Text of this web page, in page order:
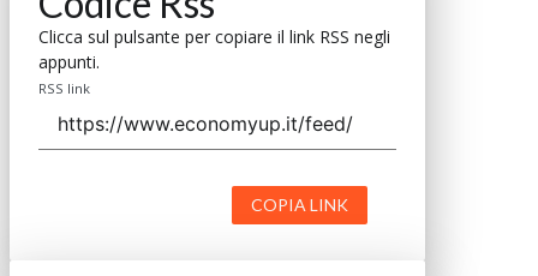
Clicca sul pulsante per copiare il link RSS negli
appunti.
RSS link
COPIA LINK